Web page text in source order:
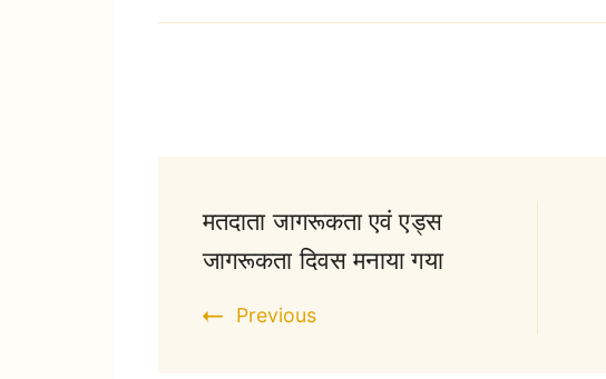
मतदाता जागरूकता एवं एड्स
जागरूकता दिवस मनाया गया
Previous